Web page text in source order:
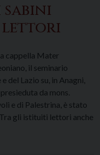
sabini
lettori
cappella Mater
il seminario
del Lazio su, in Anagni,
da mons.
e di Palestrina, è stato
gli istituiti lettori anche